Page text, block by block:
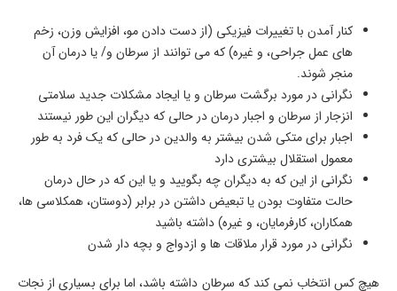
کنار آمدن با تغییرات فیزیکی (از دست دادن مو، افزایش وزن، زخم
های عمل جراحی، و غیره) که می توانند از سرطان و/ یا درمان آن
منجر شوند.
نگرانی در مورد برگشت سرطان و یا ایجاد مشکلات جدید سلامتی
انزجار از سرطان و اجبار درمان در حالی که دیگران این طور نیستند
اجبار برای متکی شدن بیشتر به والدین در حالی که یک فرد به طور
معمول استقلال بیشتری دارد
نگرانی از این که به دیگران چه بگویید و یا این که در حال درمان
حالت متفاوت بودن یا تبعیض داشتن در برابر (دوستان، همکلاسی ها،
همکاران، کارفرمایان، و غیره) داشته باشید
نگرانی در مورد قرار ملاقات ها و ازدواج و بچه دار شدن
هیچ کس انتخاب نمی کند که سرطان داشته باشد، اما برای بسیاری از نجات